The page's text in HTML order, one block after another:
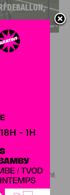
DEBALLON,
Pierre-Henri
en
après trois ans
Basket,
pas encore terminé.